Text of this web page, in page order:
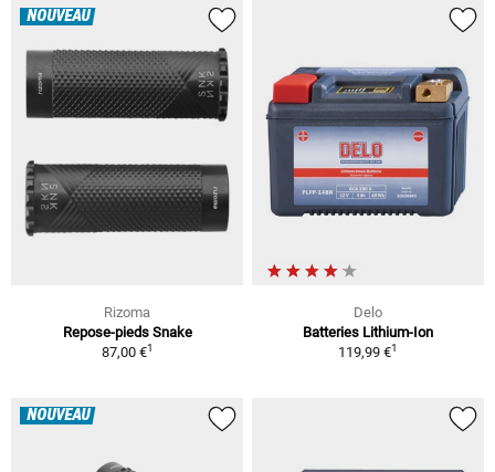
NOUVEAU
Rizoma
Repose-pieds Snake
87,00 €1
Delo
Batteries Lithium-Ion
119,99 €1
NOUVEAU